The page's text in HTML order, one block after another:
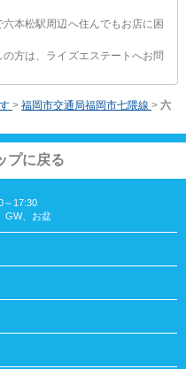
本松駅周辺へ住んでもお店に困
方は、ライズエステートへお問
> 福岡市交通局福岡市七隈線 > 六
プに戻る
～17:30
GW、お盆